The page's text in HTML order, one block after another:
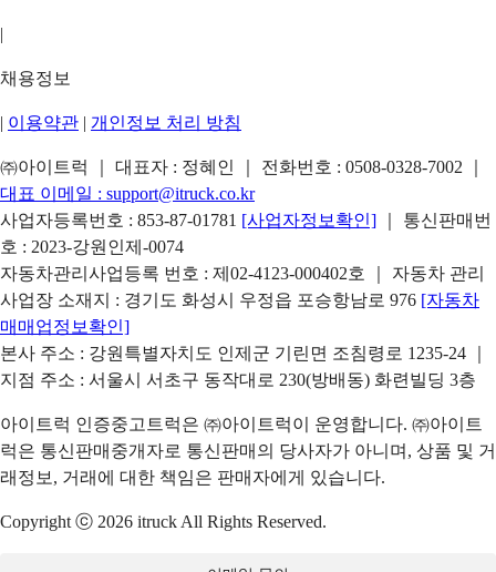
|
채용정보
| 이용약관 | 개인정보 처리 방침
㈜아이트럭 ｜ 대표자 : 정혜인 ｜ 전화번호 : 0508-0328-7002
대표 이메일 : support@itruck.co.kr
사업자등록번호 : 853-87-01781 [사업자정보확인]
｜ 통신판매번
호 : 2023-강원인제-0074
자동차관리사업등록 번호 : 제02-4123-000402호 ｜ 자동차 관리
사업장 소재지 : 경기도 화성시 우정읍 포승항남로 976 [자동차
매매업정보확인]
본사 주소 : 강원특별자치도 인제군 기린면 조침령로 1235-24 ｜
지점 주소 : 서울시 서초구 동작대로 230(방배동) 화련빌딩 3층
아이트럭 인증중고트럭은 ㈜아이트럭이 운영합니다. ㈜아이트
럭은 통신판매중개자로 통신판매의 당사자가 아니며, 상품 및 거
래정보, 거래에 대한 책임은 판매자에게 있습니다.
Copyright ⓒ 2026 itruck All Rights Reserved.